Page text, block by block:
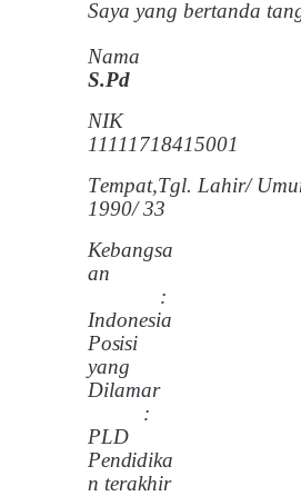
Saya yang bertanda tan
Nama
S.Pd
NIK
11111718415001
Tempat,Tgl. Lahir/
1990/ 33
Kebangsa
an
:
Indonesia
Posisi
yang
Dilamar
:
PLD
Pendidika
n terakhir